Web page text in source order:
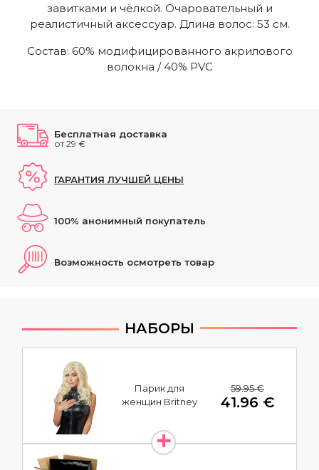
завитками и чёлкой. Очаровательный и
реалистичный аксессуар. Длина волос: 53 см.
Состав: 60% модифицированного акрилового
волокна / 40% PVC
Бесплатная доставка
от 29 €
ГАРАНТИЯ ЛУЧШЕЙ ЦЕНЫ
100% анонимный покупатель
Возможность осмотреть товар
НАБОРЫ
Парик для
женщин Britney
59.95 €
41.96 €